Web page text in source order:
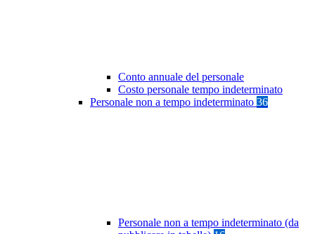
Conto annuale del personale
Costo personale tempo indeterminato
Personale non a tempo indeterminato 36
Personale non a tempo indeterminato (da